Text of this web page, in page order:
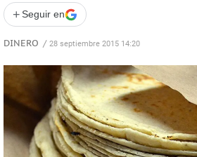
+ Seguir en
DINERO / 28 septiembre 2015 14:20